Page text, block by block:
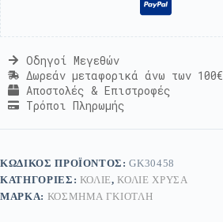
Οδηγοί Μεγεθών
Δωρεάν μεταφορικά άνω των 100€
Αποστολές & Επιστροφές
Τρόποι Πληρωμής
ΚΩΔΙΚΌΣ ΠΡΟΪΌΝΤΟΣ:GK30458
ΚΑΤΗΓΟΡΊΕΣ: ΚΟΛΙΈ,ΚΟΛΙΈ ΧΡΥΣΆ
ΜΆΡΚΑ: ΚΟΣΜΗΜΑ ΓΚΙΟΤΛΗ